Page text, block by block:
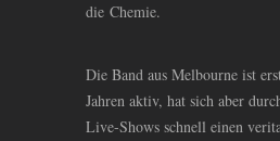
die Chemie.
Die Band aus Melbourne ist
Jahren aktiv, hat sich aber
Live-Shows schnell einen